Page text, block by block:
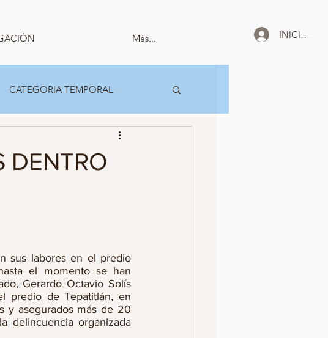
Más... INICIAR
CATEGORIA TEMPORAL
DENTRO
sus labores en el predio
el momento se han
Gerardo Octavio Solís
predio de Tepatitlán, en
y asegurados más de 20
delincuencia organizada